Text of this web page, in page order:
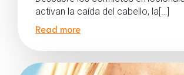
activan la caída del cabello, la[…]
Read more